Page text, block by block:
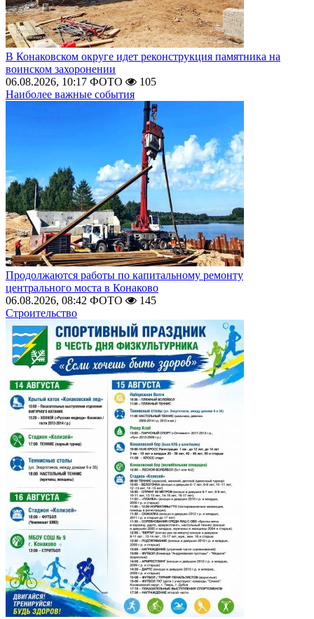
В Конаковском округе идет реконструкция памятника на
воинском захоронении
06.08.2026, 10:17 ФОТО
105
Наиболее важные события
Продолжаются работы по капитальному ремонту
центрального моста в Конаково
06.08.2026, 08:42 ФОТО
145
Строительство